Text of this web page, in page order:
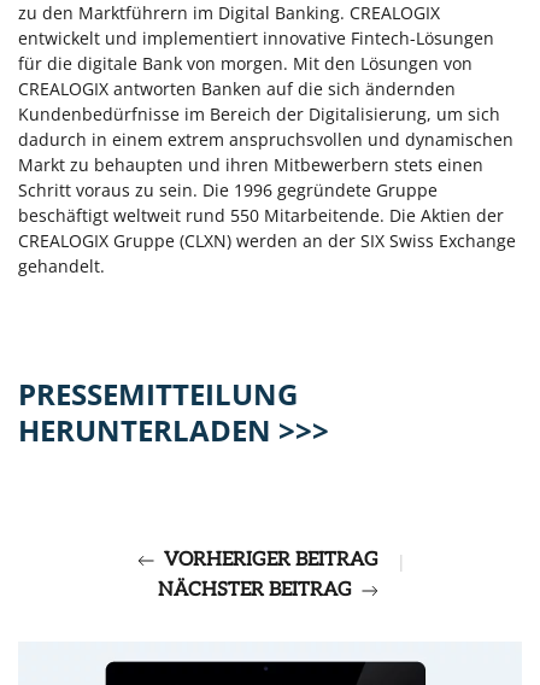
zu den Marktführern im Digital Banking. CREALOGIX
entwickelt und implementiert innovative Fintech-Lösungen
für die digitale Bank von morgen. Mit den Lösungen von
CREALOGIX antworten Banken auf die sich ändernden
Kundenbedürfnisse im Bereich der Digitalisierung, um sich
dadurch in einem extrem anspruchsvollen und dynamischen
Markt zu behaupten und ihren Mitbewerbern stets einen
Schritt voraus zu sein. Die 1996 gegründete Gruppe
beschäftigt weltweit rund 550 Mitarbeitende. Die Aktien der
CREALOGIX Gruppe (CLXN) werden an der SIX Swiss Exchange
gehandelt.
PRESSEMITTEILUNG
HERUNTERLADEN >>>
VORHERIGER BEITRAG
|
NÄCHSTER BEITRAG